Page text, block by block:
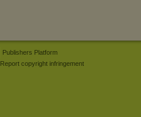
Publishers Platform
Report copyright infringement